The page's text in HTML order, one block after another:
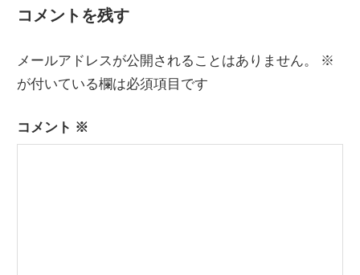
ナ
ゲ
シ
稿:
コメントを残す
メールアドレスが公開されることはありません。
※
が付いている欄は必須項目です
コメント ※